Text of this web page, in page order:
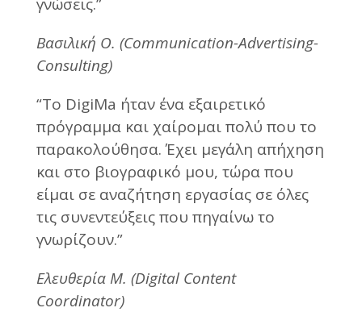
Βασιλική Ο. (Communication-Advertising-
Consulting)
“Το DigiMa ήταν ένα εξαιρετικό
πρόγραμμα και χαίρομαι πολύ που το
παρακολούθησα. Έχει μεγάλη απήχηση
και στο βιογραφικό μου, τώρα που
είμαι σε αναζήτηση εργασίας σε όλες
τις συνεντεύξεις που πηγαίνω το
γνωρίζουν.”
Ελευθερία Μ. (Digital Content
Coordinator)